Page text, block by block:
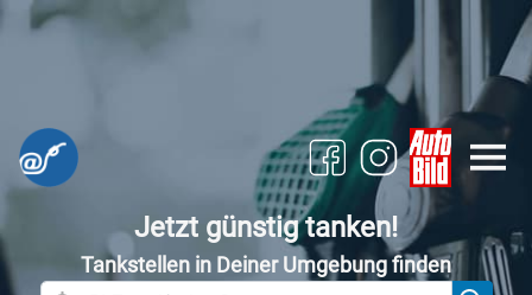
Jetzt günstig tanken!
Tankstellen in Deiner Umgebung finden